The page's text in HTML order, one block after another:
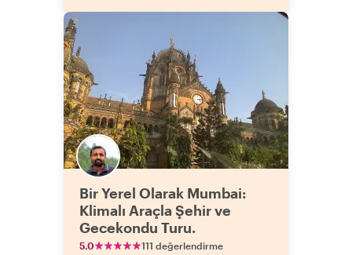
Bir Yerel Olarak Mumbai:
Klimalı Araçla Şehir ve
Gecekondu Turu.
5.0 111 değerlendirme